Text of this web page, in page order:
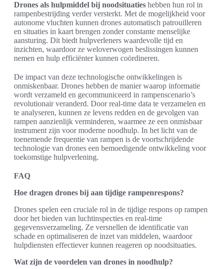
Drones als hulpmiddel bij noodsituaties hebben hun rol in
rampenbestrijding verder versterkt. Met de mogelijkheid voor
autonome vluchten kunnen drones automatisch patrouilleren
en situaties in kaart brengen zonder constante menselijke
aansturing. Dit biedt hulpverleners waardevolle tijd en
inzichten, waardoor ze weloverwogen beslissingen kunnen
nemen en hulp efficiënter kunnen coördineren.
De impact van deze technologische ontwikkelingen is
onmiskenbaar. Drones hebben de manier waarop informatie
wordt verzameld en gecommuniceerd in rampenscenario’s
revolutionair veranderd. Door real-time data te verzamelen en
te analyseren, kunnen ze levens redden en de gevolgen van
rampen aanzienlijk verminderen, waarmee ze een onmisbaar
instrument zijn voor moderne noodhulp. In het licht van de
toenemende frequentie van rampen is de voortschrijdende
technologie van drones een bemoedigende ontwikkeling voor
toekomstige hulpverlening.
FAQ
Hoe dragen drones bij aan tijdige rampenrespons?
Drones spelen een cruciale rol in de tijdige respons op rampen
door het bieden van luchtinspecties en real-time
gegevensverzameling. Ze versnellen de identificatie van
schade en optimaliseren de inzet van middelen, waardoor
hulpdiensten effectiever kunnen reageren op noodsituaties.
Wat zijn de voordelen van drones in noodhulp?